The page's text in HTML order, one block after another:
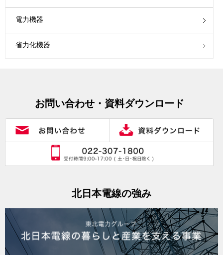
電力機器
省力化機器
お問い合わせ・資料ダウンロード
北日本電線の強み